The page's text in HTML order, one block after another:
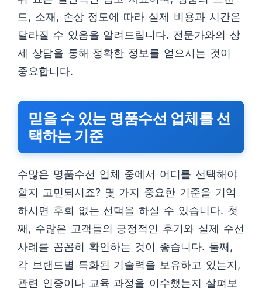
드, 소재, 손상 정도에 따라 실제 비용과 시간은
달라질 수 있음을 알려드립니다. 전문가와의 상
세 상담을 통해 정확한 정보를 얻으시는 것이
중요합니다.
믿을 수 있는 명품수선 업체를 선
택하는 기준
수많은 명품수선 업체 중에서 어디를 선택해야
할지 고민되시죠? 몇 가지 중요한 기준을 기억
하시면 후회 없는 선택을 하실 수 있습니다. 첫
째, 수많은 고객들의 긍정적인 후기와 실제 수선
사례를 꼼꼼히 확인하는 것이 좋습니다. 둘째,
각 브랜드별 특화된 기술력을 보유하고 있는지,
관련 인증이나 교육 과정을 이수했는지 살펴보